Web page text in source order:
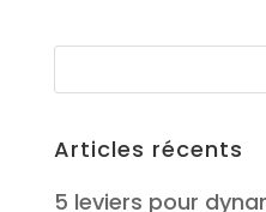
Articles récents
5 leviers pour